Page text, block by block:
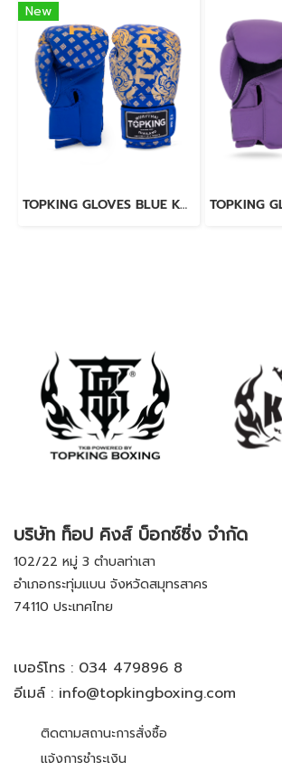
New
TOPKING GLOVES BLUE KANOK-02
บริษัท ท็อป คิงส์ บ็อกซ์ซิ่ง จำกัด
102/22 หมู่ 3 ตำบลท่าเสา
อำเภอกระทุ่มแบน จังหวัดสมุทรสาคร
74110 ประเทศไทย
เบอร์โทร : 034 479896 8
อีเมล์ : info@topkingboxing.com
ติดตามสถานะการสั่งซื้อ
แจ้งการชำระเงิน